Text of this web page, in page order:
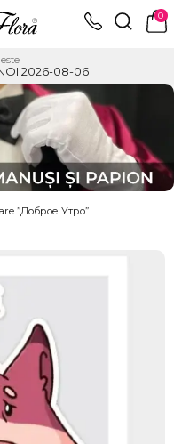
0
2026-08-06
”Доброе Утро”